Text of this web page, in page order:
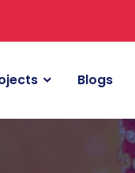
Blogs